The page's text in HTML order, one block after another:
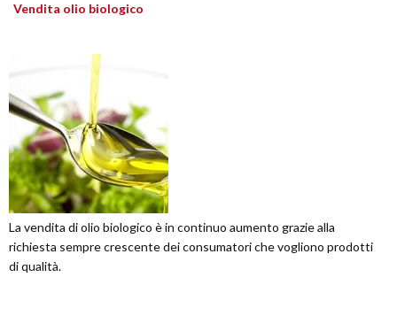
Vendita olio biologico
La vendita di olio biologico è in continuo aumento grazie alla
richiesta sempre crescente dei consumatori che vogliono prodotti
di qualità.